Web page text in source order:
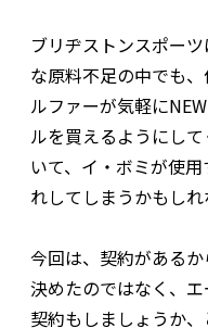
ブリヂストンスポー
な原料不足の中でも
ルファーが気軽に
ルを買えるようにし
いて、イ・ボミが使
れしてしまうかもしれ
今回は、契約がある
決めたのではなく、
契約もしましょうか